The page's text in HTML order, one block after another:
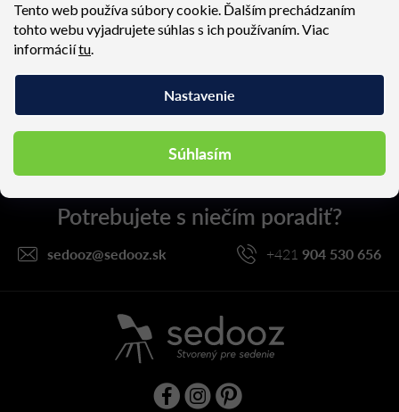
Tento web používa súbory cookie. Ďalším prechádzaním
tohto webu vyjadrujete súhlas s ich používaním. Viac
informáciítu
Nastavenie
Súhlasím
Prihlásením súhlasíte so spracovaním osobných údajov
PRIHLÁSIŤ SA
ä
sedooz@sedooz.sk +421 904 530 656